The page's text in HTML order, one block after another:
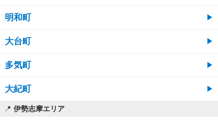
明和町
大台町
多気町
大紀町
伊勢志摩エリア